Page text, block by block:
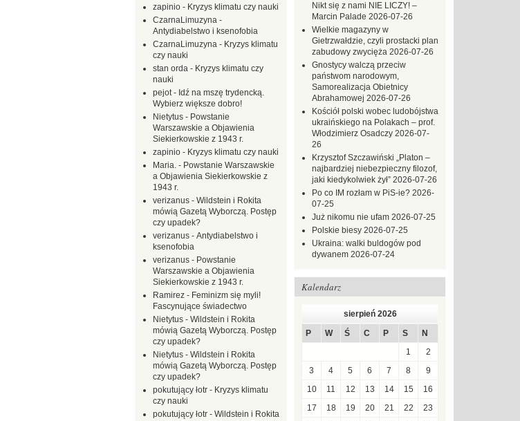
Nikt się z nami NIE LICZY! –
Marcin Palade 2026-07-26
Wielkie magazyny w
Gietrzwałdzie, czyli prostacki plan
zabudowy zwycięża 2026-07-26
Gnostycy walczą przeciw
państwom narodowym,
Samorealizacja Obietnicy
Abrahamowej 2026-07-26
Kościół polski wobec ludobójstwa
ukraińskiego na Polakach – prof.
Włodzimierz Osadczy 2026-07-
26
Krzysztof Szczawiński „Platon –
najbardziej niebezpieczny filozof,
jaki kiedykolwiek żył” 2026-07-26
Po co IM rozłam w PiS-ie? 2026-
07-25
Już nikomu nie ufam 2026-07-25
Polskie biesy 2026-07-25
Ukraina: walki buldogów pod
dywanem 2026-07-24
Kalendarz
sierpień 2026
P
W Ś C P S
N
1
2
3
4 5 6 7 8
9
10
11 12 13 14 15
16
17
18 19 20 21 22
23
zapinio - Kryzys klimatu czy nauki
CzarnaLimuzyna -
Antydiabelstwo i ksenofobia
CzarnaLimuzyna - Kryzys klimatu
czy nauki
stan orda - Kryzys klimatu czy
nauki
pejot- Idź na mszę trydencką.
Wybierz większe dobro!
Nietytus - Powstanie
Warszawskie a Objawienia
Siekierkowskie z 1943 r.
zapinio - Kryzys klimatu czy nauki
Maria. - Powstanie Warszawskie
a Objawienia Siekierkowskie z
1943 r.
verizanus - Wildstein i Rokita
mówią Gazetą Wyborczą. Postęp
czy upadek?
verizanus - Antydiabelstwo i
ksenofobia
verizanus - Powstanie
Warszawskie a Objawienia
Siekierkowskie z 1943 r.
Ramirez - Feminizm się myli!
Fascynujące świadectwo
Nietytus - Wildstein i Rokita
mówią Gazetą Wyborczą. Postęp
czy upadek?
Nietytus - Wildstein i Rokita
mówią Gazetą Wyborczą. Postęp
czy upadek?
pokutujący łotr - Kryzys klimatu
czy nauki
pokutujący łotr - Wildstein i Rokita